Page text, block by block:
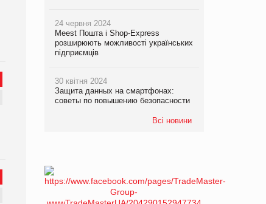
24 червня 2024
Meest Пошта і Shop-Express
розширюють можливості українських
підприємців
30 квітня 2024
Защита данных на смартфонах:
советы по повышению безопасности
Всі новини